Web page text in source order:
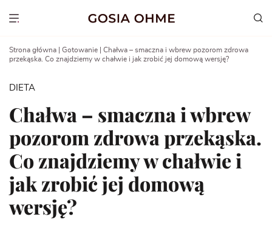
Show menu
Strona główna Gotowanie
Chałwa – smaczna i wbrew pozorom zdrowa
przekąska. Co znajdziemy w chałwie i jak zrobić jej domową wersję?
DIETA
Chałwa – smaczna i wbrew
pozorom zdrowa przekąska.
Co znajdziemy w chałwie i
jak zrobić jej domową
wersję?